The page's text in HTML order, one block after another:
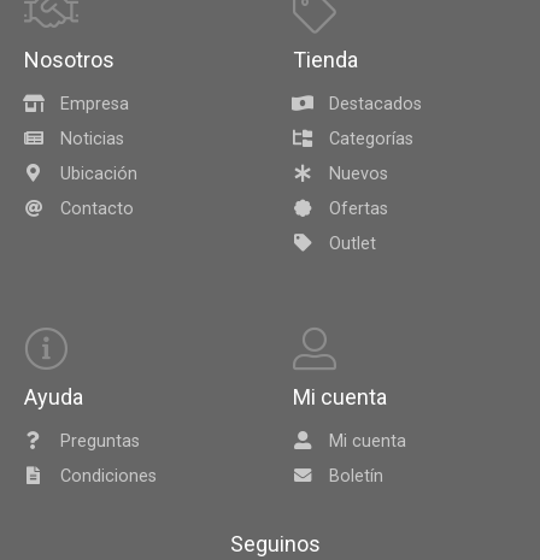
Nosotros
Empresa
Noticias
Ubicación
Contacto
Tienda
Destacados
Categorías
Nuevos
Ofertas
Outlet
Ayuda
Preguntas
Condiciones
Mi cuenta
Mi cuenta
Boletín
Seguinos